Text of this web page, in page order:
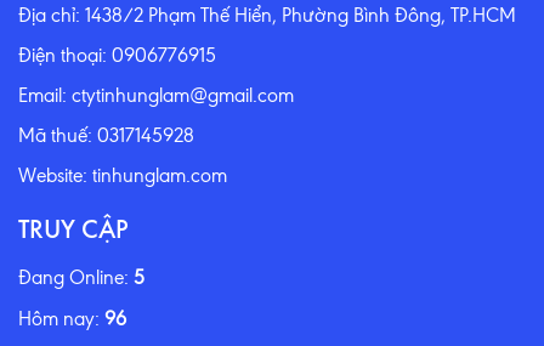
Địa chỉ: 1438/2 Phạm Thế Hiển, Phường Bình Đông, TP.HCM
Điện thoại: 0906776915
Email: ctytinhunglam@gmail.com
Mã thuế: 0317145928
Website: tinhunglam.com
TRUY CẬP
Đang Online: 5
Hôm nay: 96